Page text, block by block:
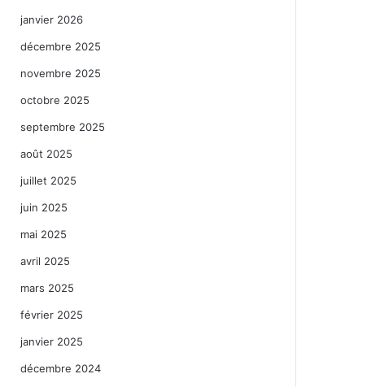
janvier 2026
décembre 2025
novembre 2025
octobre 2025
septembre 2025
août 2025
juillet 2025
juin 2025
mai 2025
avril 2025
mars 2025
février 2025
janvier 2025
décembre 2024